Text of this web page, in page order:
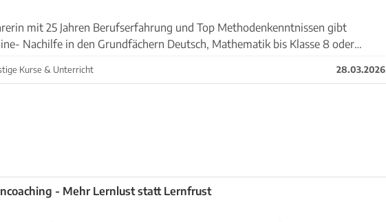
mit 25 Jahren Berufserfahrung und Top Methodenkenntnissen gibt
Nachilfe in den Grundfächern Deutsch, Mathematik bis Klasse 8 oder
Kurse & Unterricht 28.03.2026
- Mehr Lernlust statt Lernfrust